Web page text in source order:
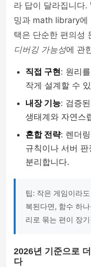
라 답이 달라집니다
밍과 math library에
택은 단순한 편의성
디버깅 가능성에 관
직접 구현: 원리
작게 설계할 수
내장 기능: 검증
생태계와 자연스
혼합 전략: 렌더
규칙이나 서버
분리합니다.
팁: 작은 게임이라
복된다면, 함수 하
리로 묶는 편이 장
2026년 기준으로
다